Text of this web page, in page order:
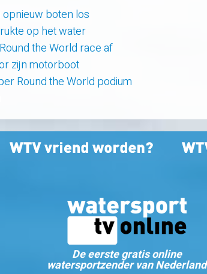
boten los
op het water
the World race af
zijn motorboot
Round the World podium
De eerste gratis online
watersportzender van Nederland